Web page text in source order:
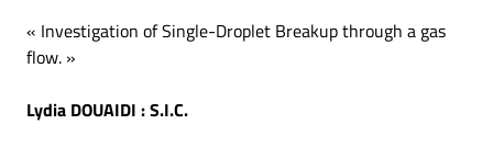
« Investigation of Single-Droplet Breakup through a gas
flow. »
Lydia DOUAIDI : S.I.C.